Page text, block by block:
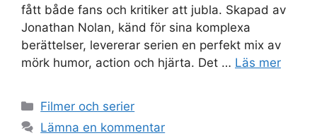
fått både fans och kritiker att jubla. Skapad av
Jonathan Nolan, känd för sina komplexa
berättelser, levererar serien en perfekt mix av
mörk humor, action och hjärta. Det … Läs mer
Kategorier
Filmer och serier
Lämna en kommentar